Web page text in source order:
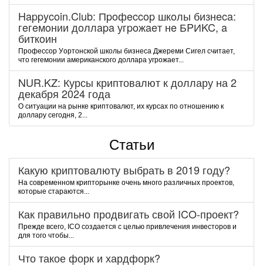
Happycoin.Club: Пpoфeccop шкoлы бизнeca:
гeгeмoнии дoллapa угpoжaeт нe БPИKC, a
биткoин
Пpoфeccop Уopтoнcкoй шкoлы бизнeca Джepeми Cигeл cчитaeт,
чтo гeгeмoнии aмepикaнcкoгo дoллapa угpoжaeт...
NUR.KZ: Курсы криптовалют к доллару на 2
декабря 2024 года
О ситуации на рынке криптовалют, их курсах по отношению к
доллару сегодня, 2...
Статьи
Какую криптовалюту выбрать в 2019 году?
На современном крипторынке очень много различных проектов,
которые стараются...
Как правильно продвигать свой ICO-проект?
Прежде всего, ICO создается с целью привлечения инвесторов и
для того чтобы...
Что такое форк и хардфорк?